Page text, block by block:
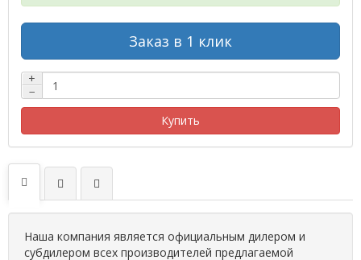
Заказ в 1 клик
+
−
Купить
Наша компания является официальным дилером и
субдилером всех производителей предлагаемой